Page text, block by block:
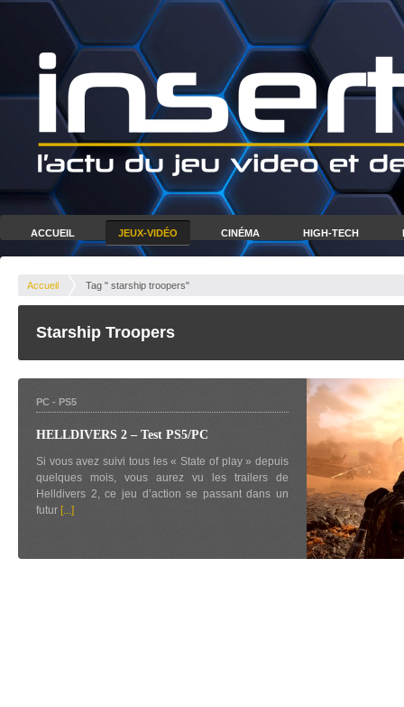
ACCUEIL JEUX-VIDÉO CINÉMA HIGH-TECH
Accueil Tag " starship troopers"
Starship Troopers
PC - PS5
HELLDIVERS 2 – Test PS5/PC
Si vous avez suivi tous les « State of play » depuis
quelques mois, vous aurez vu les trailers de
Helldivers 2, ce jeu d’action se passant dans un
futur [...]